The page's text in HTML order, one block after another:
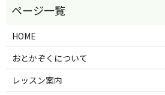
HOME
おとかぞくについて
レッスン案内